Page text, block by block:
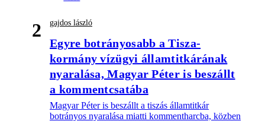
2 gajdos lászló
Egyre botrányosabb a Tisza-
kormány vízügyi államtitkárának
nyaralása, Magyar Péter is beszállt
a kommentcsatába
Magyar Péter is beszállt a tiszás államtitkár
botrányos nyaralása miatti kommentharcba, közben